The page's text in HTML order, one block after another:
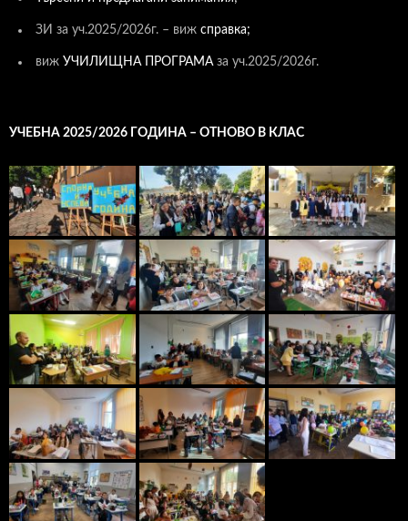
ЗИ за уч.2025/2026г. – виж справка;
виж УЧИЛИЩНА ПРОГРАМА за уч.2025/2026г.
УЧЕБНА 2025/2026 ГОДИНА – ОТНОВО В КЛАС